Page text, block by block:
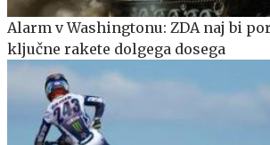
Alarm v Washingtonu: ZDA naj bi
ključne rakete dolgega dosega